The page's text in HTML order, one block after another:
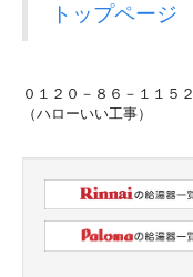
トップページ
０１２０－８６－１１
（ハローいい工事）